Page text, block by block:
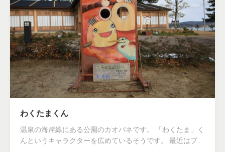
わくたまくん
温泉の海岸線にある公園のカオパネです。 「わくたま」く
んというキャラクターを広めているそうです。 最近はプ…